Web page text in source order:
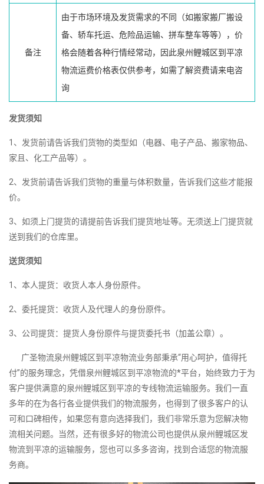
备注
由于市场环境及发货需求的不同（如搬家搬厂搬设
备、轿车托运、危险品运输、拼车整车等等），价
格会随着各种行情经常动，因此泉州鲤城区到平凉
物流运费价格表仅供参考，如需了解资费请来电咨
询
发货须知
1、发货前请告诉我们货物的类型如（电器、电子产品、搬家物品、
家且、化工产品等）。
2、发货前请告诉我们货物的重量与体积数量，告诉我们这些才能报
价。
3、如须上门提货的请提前告诉我们提货地址等。无须送上门提货就
送到我们的仓库里。
送货须知
1、本人提货：收货人本人身份原件。
2、委托提货：收货人及代理人的身份原件。
3、公司提货：提货人身份原件与提货委托书（加盖公章）。
广圣物流泉州鲤城区到平凉物流业务部秉承“用心呵护，值得托
付”的服务理念，凭借泉州鲤城区到平凉物流的*平台，始终致力于为
客户提供满意的泉州鲤城区到平凉的专线物流运输服务。我们一直
多年的在为各行各业提供我们的物流服务，也得到了很多客户的认
可和口碑相传，如果您有意向选择我们，我们非常乐意为您解决物
流相关问题。当然，还有很多好的物流公司也提供从泉州鲤城区发
物流到平凉的运输服务，您也可以多多咨询，找到合适您的物流服
务商。